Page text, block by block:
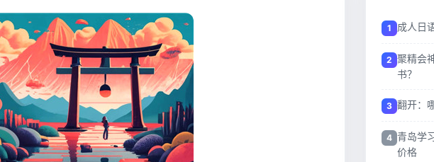
成人日
聚精会
书？
翻开：
青岛学
价格